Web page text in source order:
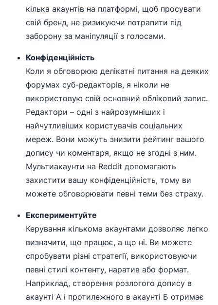
кілька акаунтів на платформі, щоб просувати
свій бренд, не ризикуючи потрапити під
заборону за маніпуляції з голосами.
Конфіденційність
Коли я обговорюю делікатні питання на деяких
форумах суб-редакторів, я ніколи не
використовую свій основний обліковий запис.
Редактори – одні з найрозумніших і
найчутливіших користувачів соціальних
мереж. Вони можуть знизити рейтинг вашого
допису чи коментаря, якщо не згодні з ним.
Мультиакаунти на Reddit допомагають
захистити вашу конфіденційність, тому ви
можете обговорювати певні теми без страху.
Експериментуйте
Керування кількома акаунтами дозволяє легко
визначити, що працює, а що ні. Ви можете
спробувати різні стратегії, використовуючи
певні стилі контенту, наратив або формат.
Наприклад, створення розлогого допису в
акаунті А і протилежного в акаунті Б отримає